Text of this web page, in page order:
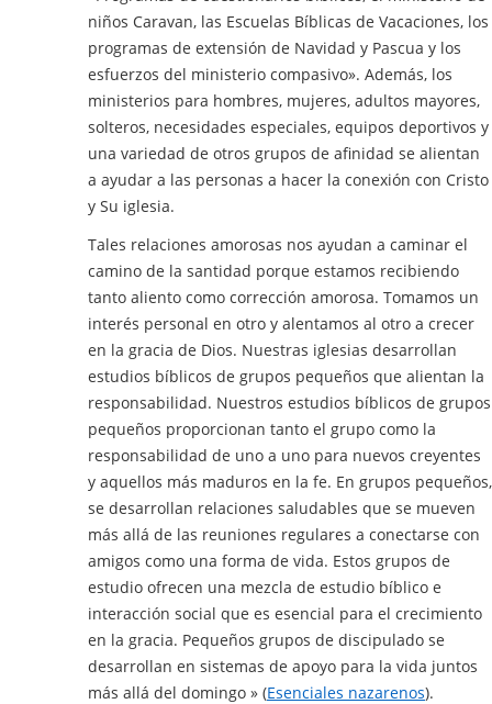
niños Caravan, las Escuelas Bíblicas de Vacaciones, los
programas de extensión de Navidad y Pascua y los
esfuerzos del ministerio compasivo». Además, los
ministerios para hombres, mujeres, adultos mayores,
solteros, necesidades especiales, equipos deportivos y
una variedad de otros grupos de afinidad se alientan
a ayudar a las personas a hacer la conexión con Cristo
y Su iglesia.
Tales relaciones amorosas nos ayudan a caminar el
camino de la santidad porque estamos recibiendo
tanto aliento como corrección amorosa. Tomamos un
interés personal en otro y alentamos al otro a crecer
en la gracia de Dios. Nuestras iglesias desarrollan
estudios bíblicos de grupos pequeños que alientan la
responsabilidad. Nuestros estudios bíblicos de grupos
pequeños proporcionan tanto el grupo como la
responsabilidad de uno a uno para nuevos creyentes
y aquellos más maduros en la fe. En grupos pequeños,
se desarrollan relaciones saludables que se mueven
más allá de las reuniones regulares a conectarse con
amigos como una forma de vida. Estos grupos de
estudio ofrecen una mezcla de estudio bíblico e
interacción social que es esencial para el crecimiento
en la gracia. Pequeños grupos de discipulado se
desarrollan en sistemas de apoyo para la vida juntos
más allá del domingo » (Esenciales nazarenos).